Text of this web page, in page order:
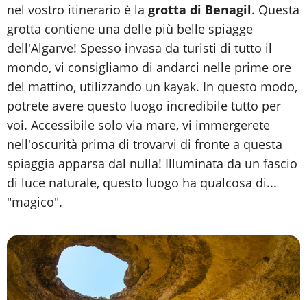
nel vostro itinerario è la grotta di Benagil. Questa
grotta contiene una delle più belle spiagge
dell'Algarve! Spesso invasa da turisti di tutto il
mondo, vi consigliamo di andarci nelle prime ore
del mattino, utilizzando un kayak. In questo modo,
potrete avere questo luogo incredibile tutto per
voi. Accessibile solo via mare, vi immergerete
nell'oscurità prima di trovarvi di fronte a questa
spiaggia apparsa dal nulla! Illuminata da un fascio
di luce naturale, questo luogo ha qualcosa di...
"magico".